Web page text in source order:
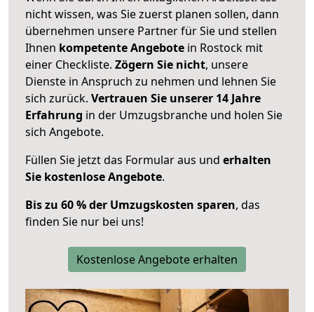
nicht wissen, was Sie zuerst planen sollen, dann
übernehmen unsere Partner für Sie und stellen
Ihnen kompetente Angebote in Rostock mit
einer Checkliste. Zögern Sie nicht, unsere
Dienste in Anspruch zu nehmen und lehnen Sie
sich zurück. Vertrauen Sie unserer 14 Jahre
Erfahrung in der Umzugsbranche und holen Sie
sich Angebote.
Füllen Sie jetzt das Formular aus und erhalten
Sie kostenlose Angebote.
Bis zu 60 % der Umzugskosten sparen, das
finden Sie nur bei uns!
Kostenlose Angebote erhalten